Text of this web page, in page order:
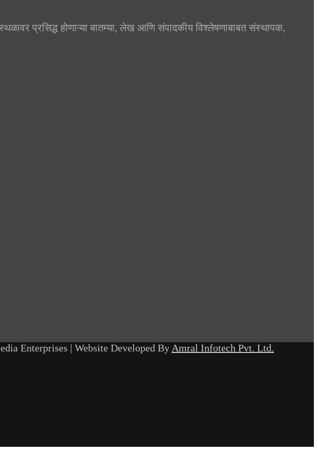
प्रसिद्ध होणाऱ्या बातम्या, लेख आणि संपादकीय विश्लेषणाबाबत संस्थापक,
Enterprises | Website Developed By Amral Infotech Pvt. Ltd.